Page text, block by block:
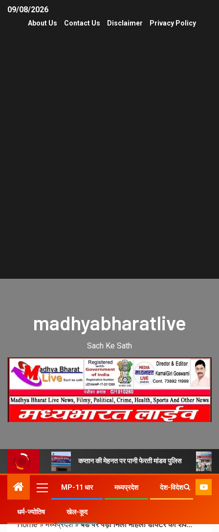
09/08/2026
About Us Contact Us Disclaimer Privacy Policy
madhyabharatlive
Sach Ke Sath
कप्तान की मेहनत पर पानी फेरती मांडव पुलिस
MP-11 धार मध्यप्रदेश देश-विदेश
धर्म-ज्योतिष खेल-कूद
Home»मध्यप्रदेश»बेड पर पड़ा मिला महिला डॉक्टर का शव…